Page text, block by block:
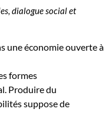
dialogue social et
une économie ouverte à
formes
Produire du
suppose de